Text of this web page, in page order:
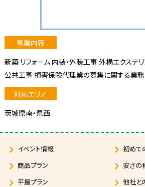
新築 リフォーム 内装・外装工事 外構エクステ
公共工事 損害保険代理業の募集に関する業務
茨城県南・県西
イベント情報
商品プラン
平屋プラン
初めて
安さの
他社と